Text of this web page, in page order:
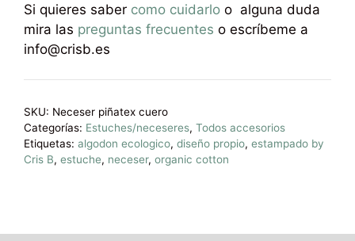
Si quieres saber como cuidarlo o alguna duda
mira las preguntas frecuentes o escríbeme a
info@crisb.es
SKU: Neceser piñatex cuero
Categorías: Estuches/neceseres, Todos accesorios
Etiquetas: algodon ecologico, diseño propio, estampado by
Cris B, estuche, neceser, organic cotton